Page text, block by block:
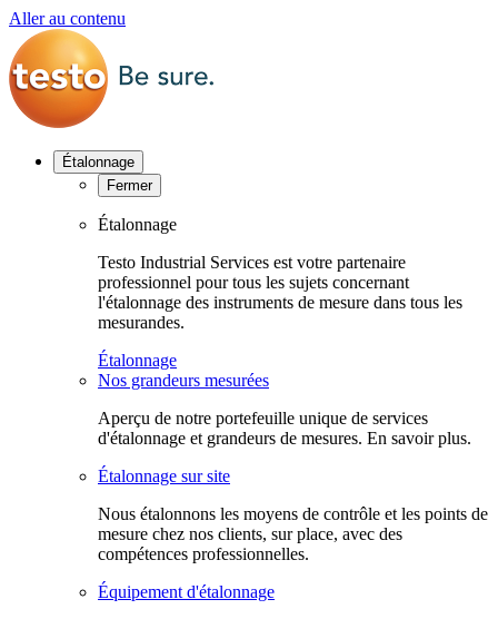
Aller au contenu
Étalonnage
Fermer
Étalonnage
Testo Industrial Services est votre partenaire
professionnel pour tous les sujets concernant
l'étalonnage des instruments de mesure dans tous les
mesurandes.
Étalonnage
Nos grandeurs mesurées
Aperçu de notre portefeuille unique de services
d'étalonnage et grandeurs de mesures. En savoir plus.
Étalonnage sur site
Nous étalonnons les moyens de contrôle et les points de
mesure chez nos clients, sur place, avec des
compétences professionnelles.
Équipement d'étalonnage